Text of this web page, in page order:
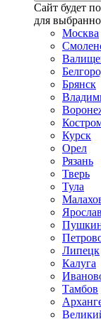
Сайт будет
для
Москва
Брянск
Курск
Орел
Рязань
Тверь
Тула
Липецк
Калуга
Тамбов